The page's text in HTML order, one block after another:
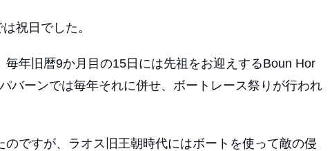
祝日でした。
年旧暦9か月目の15日には先祖をお迎えするBoun Hor
バーンでは毎年それに併せ、ボートレース祭りが行われ
ですが、ラオス旧王朝時代にはボートを使って敵の侵